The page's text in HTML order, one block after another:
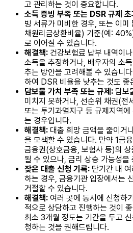
고 관리하는 것이 중요합니다.
소득 증빙 부족 또는 DSR 규제
빙 서류가 미비한 경우, 또는 이
채원리금상환비율) 기준(예:
로 이어질 수 있습니다.
해결책: 건강보험료 납부 내역이
소득을 추정하거나, 배우자의 소
추는 방안을 고려해볼 수 있습니
하여 DSR 비율을 낮추는 것도 좋
담보물 가치 부족 또는 규제: 담보
미치지 못하거나, 선순위 채권(전
또는 투기과열지구 등 규제지역
는 경우입니다.
해결책: 대출 희망 금액을 줄이거
을 모색할 수 있습니다. 만약 1금
금융권(상호금융, 보험사 등)의 상
될 수 있으나, 금리 상승 가능성을
잦은 대출 신청 기록: 단기간 내
하는 경우, 금융기관 입장에서는
거절할 수 있습니다.
해결책: 여러 곳에 동시에 신청하
적으로 상담하고 진행하는 것이
최소 3개월 정도는 기간을 두고
청하는 것을 권해드립니다.